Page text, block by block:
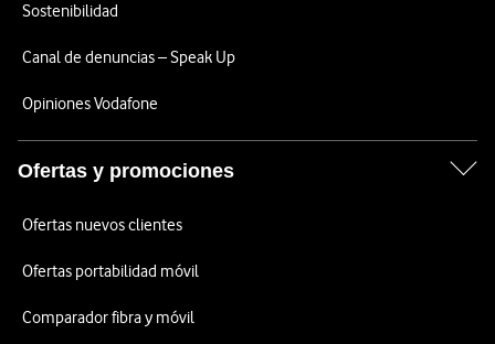
Sostenibilidad
Canal de denuncias – Speak Up
Opiniones Vodafone
Ofertas y promociones
Ofertas nuevos clientes
Ofertas portabilidad móvil
Comparador fibra y móvil